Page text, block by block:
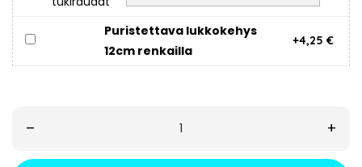
Puristettava lukkokehys
12cm renkailla
+4,25 €
– +